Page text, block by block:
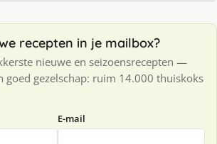
recepten in je mailbox?
nieuwe en seizoensrecepten —
goed gezelschap: ruim 14.000 thuiskoks
E-mail